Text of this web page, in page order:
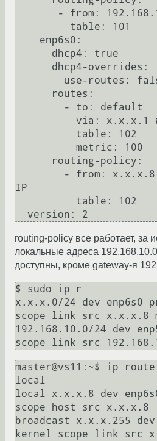
IP
routing-policy все работает, за
локальные адреса
доступны, кроме gateway-я
$ sudo ip r
x.x.x.0/24 dev enp6s0
scope link src x.x.x.8
192.168.10.0/24 dev
master@vs11:~$ ip
local
local x.x.x.8 dev
scope host src x.x.x.8
broadcast x.x.x.255
kernel scope link src